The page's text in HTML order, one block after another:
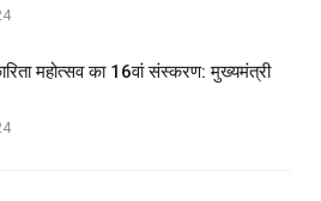
महोत्सव का 16वां संस्करण: मुख्यमंत्री